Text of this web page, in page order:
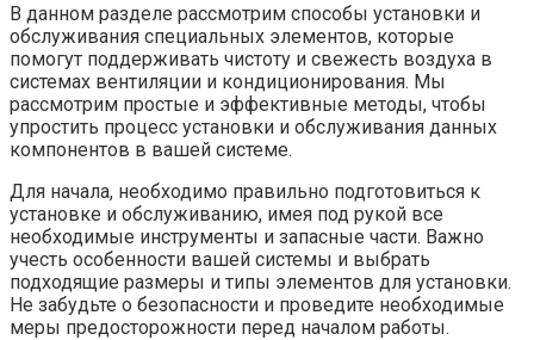
В данном разделе рассмотрим способы установки и
обслуживания специальных элементов, которые
помогут поддерживать чистоту и свежесть воздуха в
системах вентиляции и кондиционирования. Мы
рассмотрим простые и эффективные методы, чтобы
упростить процесс установки и обслуживания данных
компонентов в вашей системе.
Для начала, необходимо правильно подготовиться к
установке и обслуживанию, имея под рукой все
необходимые инструменты и запасные части. Важно
учесть особенности вашей системы и выбрать
подходящие размеры и типы элементов для установки.
Не забудьте о безопасности и проведите необходимые
меры предосторожности перед началом работы.